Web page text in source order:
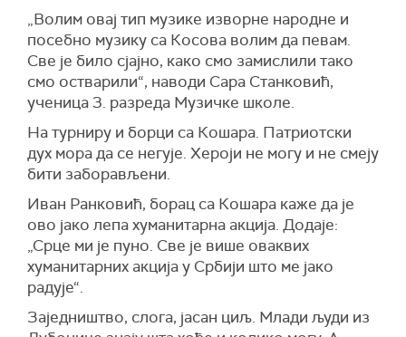
„Волим овај тип музике изворне народне и
посебно музику са Косова волим да певам.
Све је било сјајно, како смо замислили тако
смо остварили“, наводи Сара Станковић,
ученица 3. разреда Музичке школе.
На турниру и борци са Кошара. Патриотски
дух мора да се негује. Хероји не могу и не смеју
бити заборављени.
Иван Ранковић, борац са Кошара каже да је
ово јако лепа хуманитарна акција. Додаје:
„Срце ми је пуно. Све је више оваквих
хуманитарних акција у Србији што ме јако
радује“.
Заједништво, слога, јасан циљ. Млади људи из